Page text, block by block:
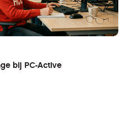
bij PC-Active